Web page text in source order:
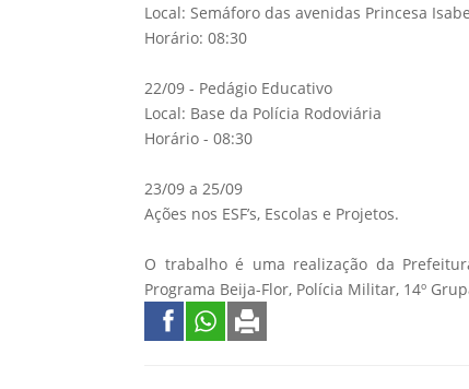
Local: Semáforo das avenidas Princesa
Horário: 08:30
22/09 - Pedágio Educativo
Local: Base da Polícia Rodoviária
Horário - 08:30
23/09 a 25/09
Ações nos ESF’s, Escolas e Projetos.
O trabalho é uma realização da
Programa Beija-Flor, Polícia Militar, 14º